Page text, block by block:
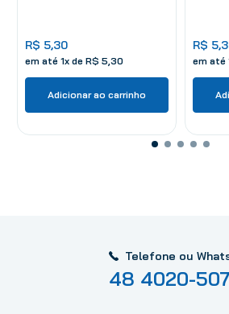
R$ 5,30
em até 1x de R$ 5 30
Adicionar ao carrinho
R$ 5,
em até
Telefone ou
48 4020-